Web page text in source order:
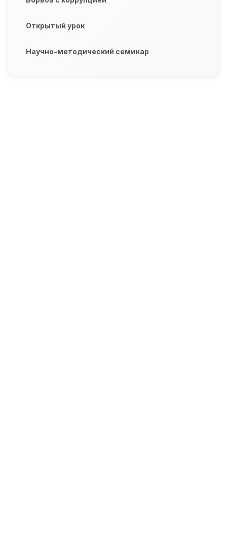
Открытый урок
Научно-методический семинар